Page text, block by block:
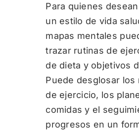
Para quienes
un estilo de vida
mapas mentales
trazar rutinas de
de dieta y objetivos
Puede desglosar los
de ejercicio, los
comidas y el
progresos en un